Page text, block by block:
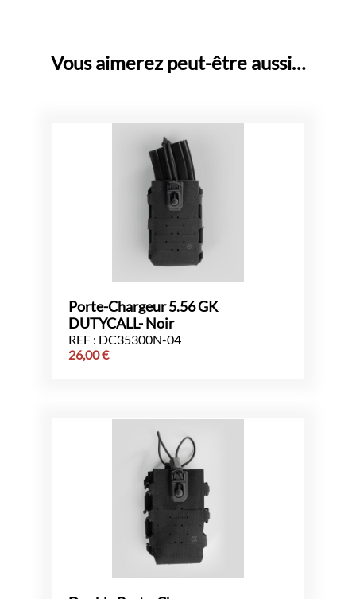
Vous aimerez peut-être aussi…
Porte-Chargeur 5.56 GK
DUTYCALL- Noir
REF : DC35300N-04
26,00€